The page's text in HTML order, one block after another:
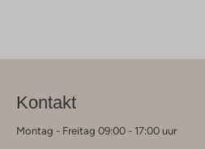
Kontakt
Montag - Freitag 09:00 - 17:00 uur